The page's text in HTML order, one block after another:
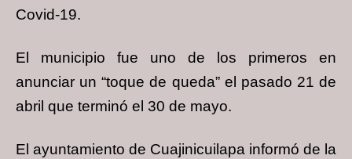
Covid-19.
El municipio fue uno de los primeros en
anunciar un “toque de queda” el pasado 21 de
abril que terminó el 30 de mayo.
El ayuntamiento de Cuajinicuilapa informó de la